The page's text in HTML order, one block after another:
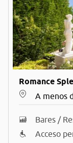
Romance
A menos
Bares /
Acceso